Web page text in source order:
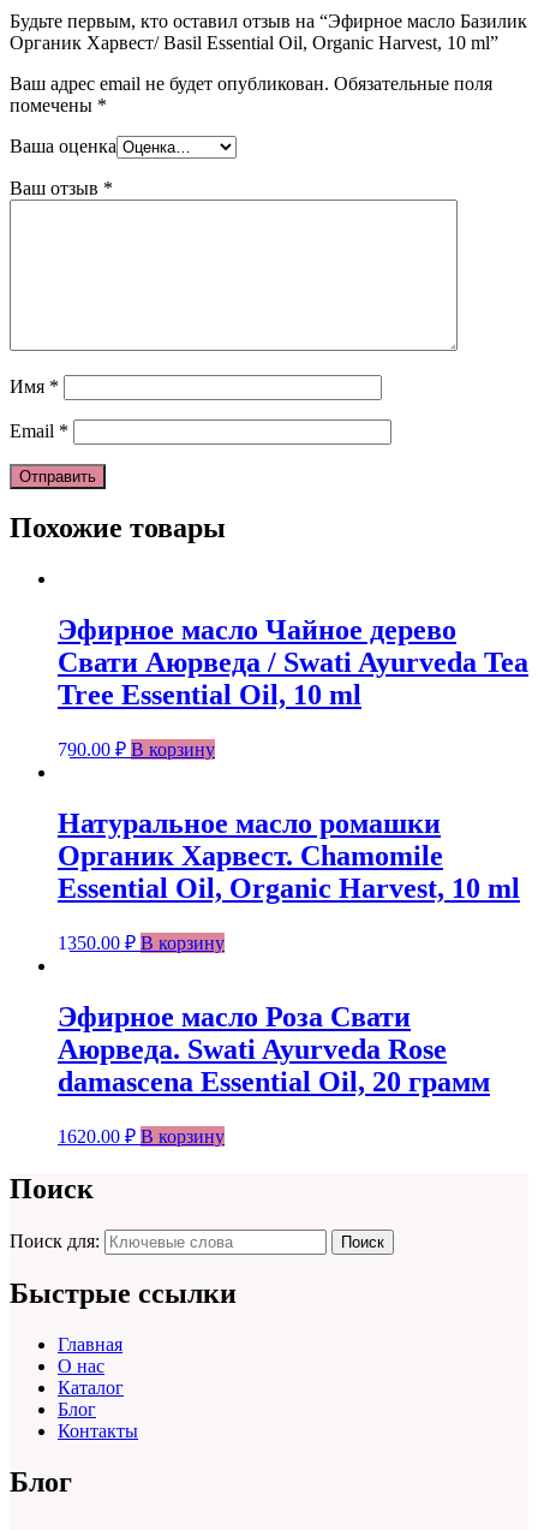
Будьте первым, кто оставил отзыв на “Эфирное масло Базилик
Органик Харвест/ Basil Essential Oil, Organic Harvest, 10 ml”
Ваш адрес email не будет опубликован. Обязательные поля
помечены *
Ваша оценка
Ваш отзыв *
Имя *
Email *
Похожие товары
Эфирное масло Чайное дерево
Свати Аюрведа / Swati Ayurveda Tea
Tree Essential Oil, 10 ml
790.00 ₽ В корзину
Натуральное масло ромашки
Органик Харвест. Chamomile
Essential Oil, Organic Harvest, 10 ml
1350.00 ₽ В корзину
Эфирное масло Роза Свати
Аюрведа. Swati Ayurveda Rose
damascena Essential Oil, 20 грамм
1620.00 ₽ В корзину
Поиск
Поиск для: Поиск
Быстрые ссылки
Главная
О нас
Каталог
Блог
Контакты
Блог